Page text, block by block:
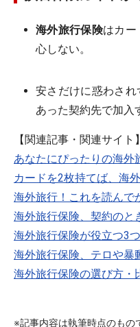
海外旅行保険はカー
心しない。
安さだけに惑わさ
あった契約先で加入
【関連記事・関連サイト】
あなたにぴったりの海外
カードを2枚持てば、海
海外旅行！これを読んで
海外旅行保険、契約のと
海外旅行保険が役立つ3
海外旅行保険、テロや暴
海外旅行保険の選び方・
※記事内容は執筆時点のもの